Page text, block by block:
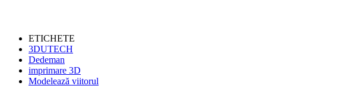
ETICHETE
3DUTECH
Dedeman
imprimare 3D
Modelează viitorul